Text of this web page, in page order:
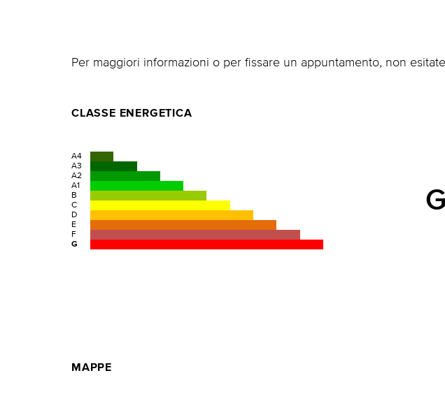
Per maggiori informazioni o per fissare un appuntamento, non
CLASSE ENERGETICA
A4
A3
A2
A1
B
C
D
E
F
G
G
MAPPE